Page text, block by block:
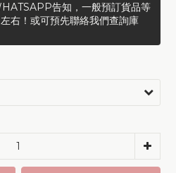
告知，一般預訂貨品等
右！或可預先聯絡我們查詢庫